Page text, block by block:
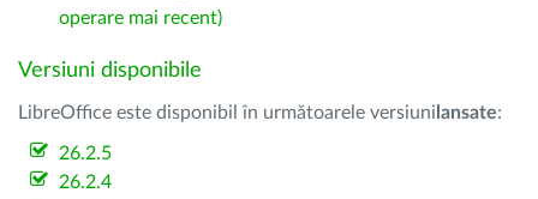
operare mai recent)
Versiuni disponibile
LibreOffice este disponibil în următoarele versiuni lansate:
26.2.5
26.2.4